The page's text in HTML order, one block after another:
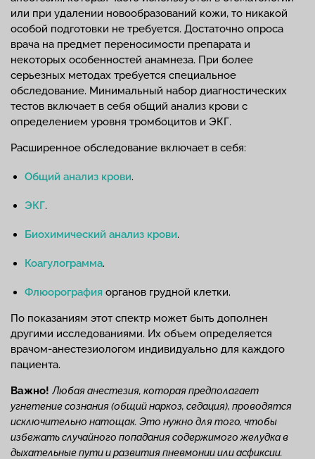
или при удалении новообразований кожи, то никакой
особой подготовки не требуется. Достаточно опроса
врача на предмет переносимости препарата и
некоторых особенностей анамнеза. При более
серьезных методах требуется специальное
обследование. Минимальный набор диагностических
тестов включает в себя общий анализ крови с
определением уровня тромбоцитов и ЭКГ.
Расширенное обследование включает в себя:
Общий анализ крови.
ЭКГ.
Биохимический анализ крови.
Коагулограмма.
Флюорография органов грудной клетки.
По показаниям этот спектр может быть дополнен
другими исследованиями. Их объем определяется
врачом-анестезиологом индивидуально для каждого
пациента.
Важно! Любая анестезия, которая предполагает
угнетение сознания (общий наркоз, седация), проводятся
исключительно натощак. Это нужно для того, чтобы
избежать случайного попадания содержимого желудка в
дыхательные пути и развития пневмонии или асфиксии.